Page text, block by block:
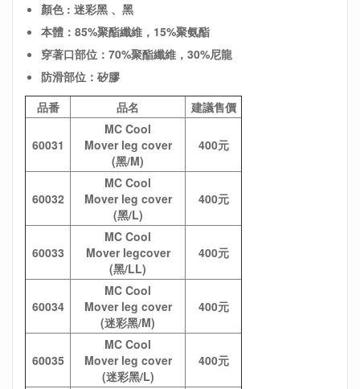
顏色 : 迷彩黑 、黑
本體：85%聚酯纖維，15%聚氨酯
穿著口部位：70%聚酯纖維，30%尼龍
防滑部位：矽膠
品番
品名 建議售價
60031
MC Cool
Mover leg cover
(黑/M)
400元
60032
MC Cool
Mover leg cover
(黑/L)
400元
60033
MC Cool
Mover legcover
(黑/LL)
400元
60034
MC Cool
Mover leg cover
(迷彩黑/M)
400元
60035
MC Cool
Mover leg cover
(迷彩黑/L)
400元